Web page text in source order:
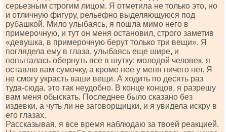
серьезным строгим лицом. Я отметила не только это, но
и отличную фигуру, рельефно выделяющуюся под
рубашкой. Мило улыбаясь, я пошла мимо него в
примерочную, и тут он меня остановил, строго заметив
«девушка, в примерочную берут только три вещи». Я
поглядела ему в глаза, улыбаясь еще шире, и
попыталась обернуть все в шутку: молодой человек, я
оставлю вам сумочку, а кроме нее у меня ничего нет. Я
не смогу украсть ваши вещи. А ходить по десять раз
туда-сюда, это так неудобно. В конце концов, я разрешу
вам меня обыскать. Последнее было сказано без
издевки, а чуть ли не заговорщицки, и я увидела искру в
его глазах.
Рассказывая, я все время наблюдаю за твоей реакцией.